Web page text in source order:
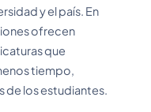
y el país. En
ofrecen
que
tiempo,
de los estudiantes.